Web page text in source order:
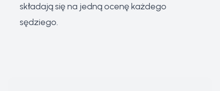
składają się na jedną ocenę każdego
sędziego.